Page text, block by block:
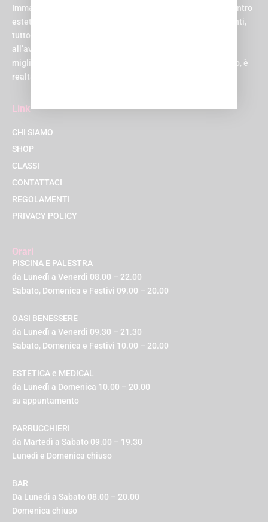
Immagina di avere una piscina, una palestra, una spa, un centro
estetico, un centro medico, un parrucchiere e una zona eventi,
tutto sotto lo stesso tetto. E non un tetto qualsiasi, ma uno
all’avanguardia, progettato per rendere la tua esperienza la
migliore possibile. Suona come un sogno, vero? Beh, al Q-bo, è
realtà!
Link
CHI SIAMO
SHOP
CLASSI
CONTATTACI
REGOLAMENTI
PRIVACY POLICY
Orari
PISCINA E PALESTRA
da Lunedì a Venerdì 08.00 – 22.00
Sabato, Domenica e Festivi 09.00 – 20.00
OASI BENESSERE
da Lunedì a Venerdì 09.30 – 21.30
Sabato, Domenica e Festivi 10.00 – 20.00
ESTETICA e MEDICAL
da Lunedì a Domenica 10.00 – 20.00
su appuntamento
PARRUCCHIERI
da Martedì a Sabato 09.00 – 19.30
Lunedì e Domenica chiuso
BAR
Da Lunedì a Sabato 08.00 – 20.00
Domenica chiuso